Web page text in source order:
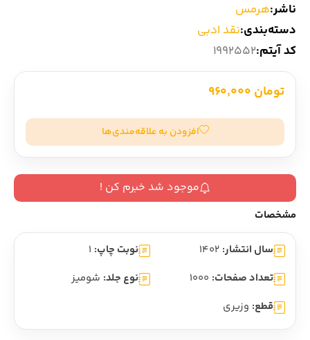
ناشر:هرمس‏
دسته‌بندی:نقد ادبی
کد آیتم:1992552
تومان 960,000
افزودن به علاقه‌مندی‌ها
موجود شد خبرم کن !
مشخصات
سال انتشار: 1402 نوبت چاپ: 1
تعداد صفحات: 1000 نوع جلد: شومیز
قطع: وزیری